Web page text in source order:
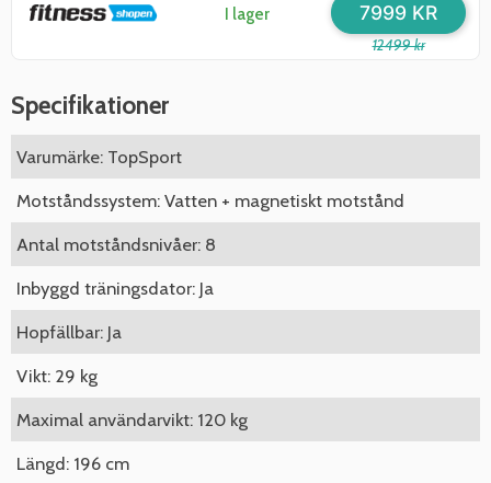
I lager
12499 kr
7999 KR
Specifikationer
Varumärke: TopSport
Motståndssystem: Vatten + magnetiskt motstånd
Antal motståndsnivåer: 8
Inbyggd träningsdator: Ja
Hopfällbar: Ja
Vikt: 29 kg
Maximal användarvikt: 120 kg
Längd: 196 cm